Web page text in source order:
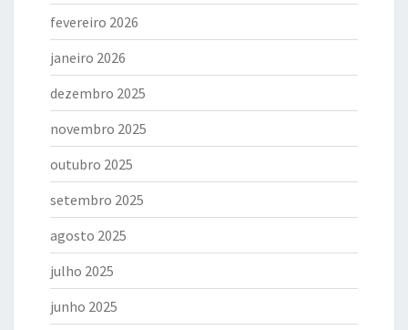
fevereiro 2026
janeiro 2026
dezembro 2025
novembro 2025
outubro 2025
setembro 2025
agosto 2025
julho 2025
junho 2025